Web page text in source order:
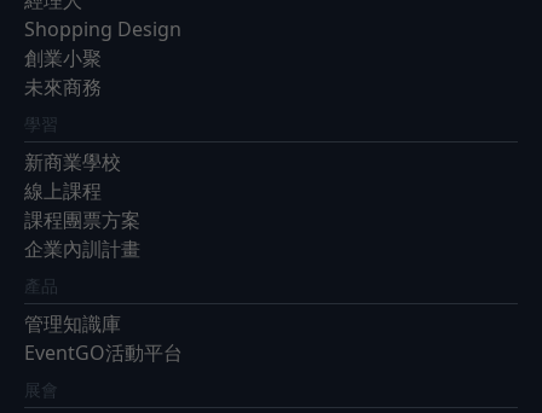
Shopping Design
創業小聚
未來商務
學習
新商業學校
線上課程
課程團票方案
企業內訓計畫
產品
管理知識庫
EventGO活動平台
展會